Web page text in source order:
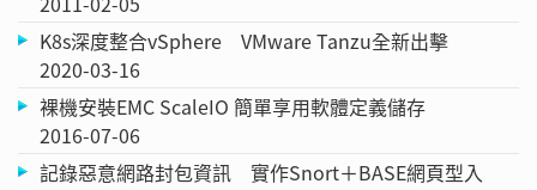
K8s深度整合vSphere VMware Tanzu全新出擊
2020-03-16
裸機安裝EMC ScaleIO 簡單享用軟體定義儲存
2016-07-06
記錄惡意網路封包資訊 實作Snort＋BASE網頁型入